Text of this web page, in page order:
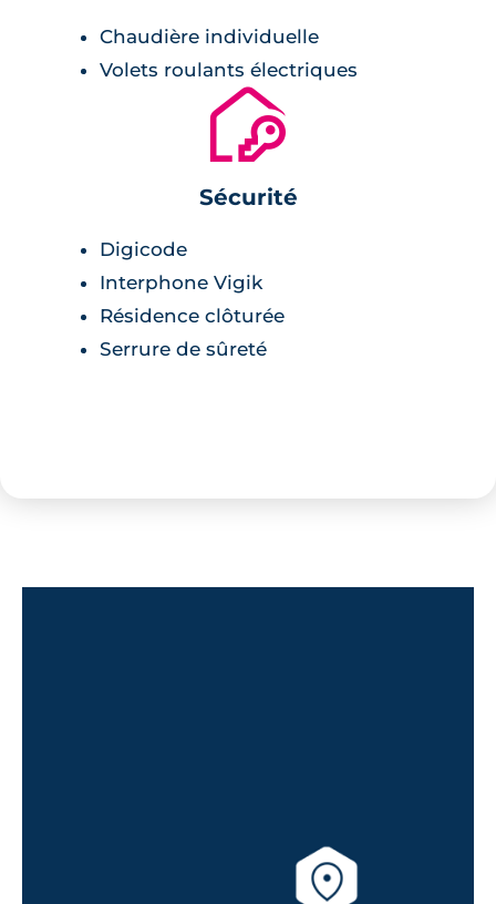
Chaudière individuelle
Volets roulants électriques
🔐
Sécurité
Digicode
Interphone Vigik
Résidence clôturée
Serrure de sûreté